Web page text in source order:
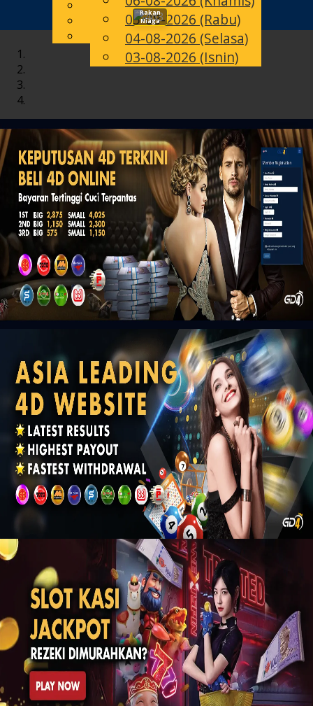
MS
English
Chinese
Malay
05-08-2026 (Rabu)
04-08-2026 (Selasa)
03-08-2026 (Isnin)
Rakan
Niaga
Toggle
navigation